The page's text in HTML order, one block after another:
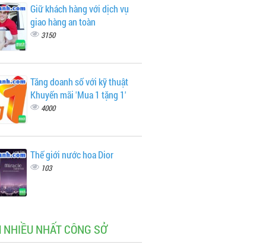
Giữ khách hàng với dịch vụ
giao hàng an toàn
3150
Tăng doanh số với kỹ thuật
Khuyến mãi 'Mua 1 tặng 1'
4000
Thế giới nước hoa Dior
103
NHẤT CÔNG SỞ